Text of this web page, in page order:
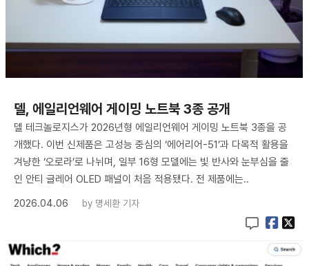
델, 에일리언웨어 게이밍 노트북 3종 공개
델 테크놀로지스가 2026년형 에일리언웨어 게이밍 노트북 3종을 공
개했다. 이번 신제품은 고성능 중심의 ‘에어리어-51’과 다목적 활용을
겨냥한 ‘오로라’로 나뉘며, 일부 16형 모델에는 빛 반사와 눈부심을 줄
인 안티 글레어 OLED 패널이 처음 적용됐다. 전 제품에는..
2026.04.06
by 명세환 기자